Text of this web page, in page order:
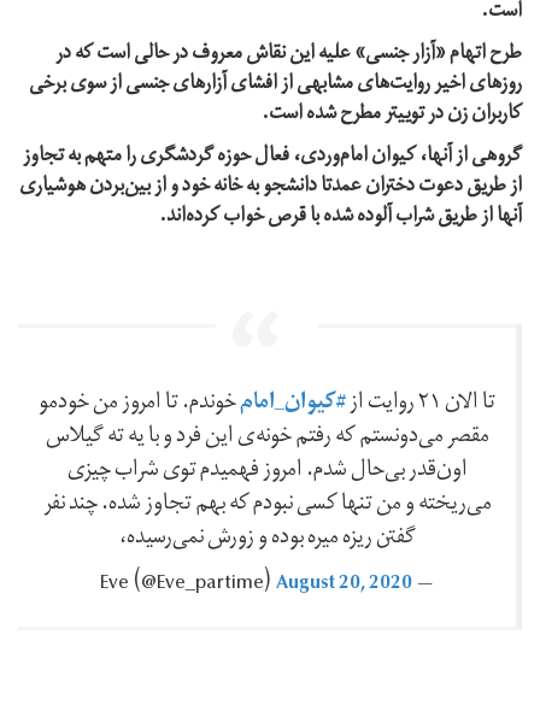
است.
طرح اتهام «آزار جنسی» علیه این نقاش معروف در حالی است که در
روزهای اخیر روایت‌های مشابهی از افشای آزارهای جنسی از سوی برخی
کاربران زن در توییتر مطرح شده است.
گروهی از آنها، کیوان امام‌وردی، فعال حوزه گردشگری را متهم به تجاوز
از طریق دعوت دختران عمدتا دانشجو به خانه خود و از بین‌بردن هوشیاری
آنها از طریق شراب‌ آلوده شده با قرص خواب کرده‌اند.
تا الان ۲۱ روایت از #کیوان_امامخوندم. تا امروز من خودمو
مقصر می‌دونستم که رفتم خونه‌ی این فرد و با یه ته گیلاس
اون‌قدر بی‌حال شدم. امروز فهمیدم توی شراب چیزی
می‌ریخته و من تنها کسی نبودم که بهم تجاوز شده. چند نفر
گفتن ریزه میره بوده و زورش نمی‌رسیده،
— Eve ‪(@Eve_partime)‬
August 20, 2020